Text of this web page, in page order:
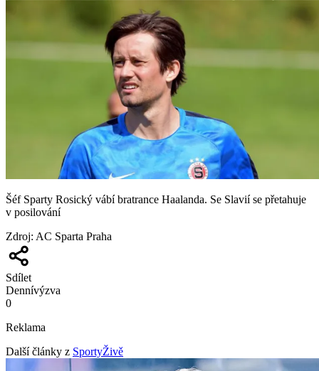
Šéf Sparty Rosický vábí bratrance Haalanda. Se Slavií se přetahuje
v posilování
Zdroj: AC Sparta Praha
Sdílet
Dennívýzva
0
Reklama
Další články z SportyŽivě